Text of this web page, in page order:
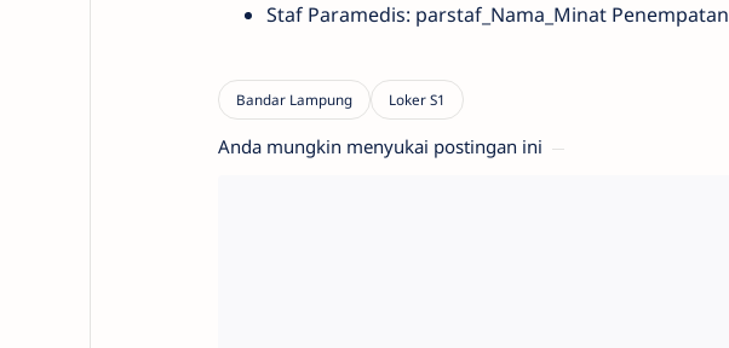
Staf Paramedis: parstaf_Nama_Minat Penempatan
Anda mungkin menyukai postingan ini